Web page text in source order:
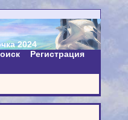
2024
Регистрация